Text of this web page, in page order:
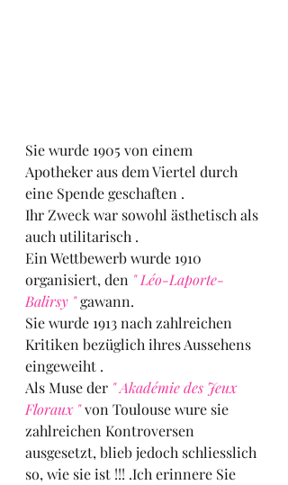
Sie wurde 1905 von einem
Apotheker aus dem Viertel durch
eine Spende geschaften .
Ihr Zweck war sowohl ästhetisch als
auch utilitarisch .
Ein Wettbewerb wurde 1910
organisiert, den " Léo-Laporte-
Balirsy " gawann.
Sie wurde 1913 nach zahlreichen
Kritiken bezüglich ihres Aussehens
eingeweiht .
Als Muse der " Akadémie des Jeux
Floraux " von Toulouse wure sie
zahlreichen Kontroversen
ausgesetzt, blieb jedoch schliesslich
so, wie sie ist !!! .Ich erinnere Sie